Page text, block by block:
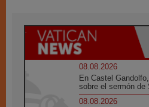
08.08.2026
En Castel
sobre el sermón de
08.08.2026